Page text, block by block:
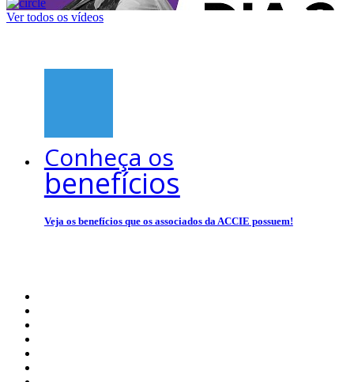
Ver todos os vídeos
Conheça os
benefícios
Veja os benefícios que os associados da ACCIE possuem!